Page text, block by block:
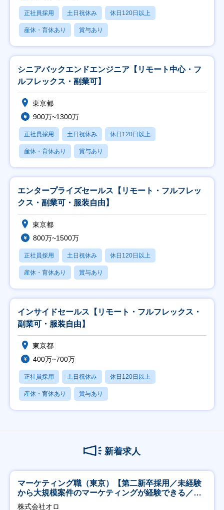
正社員採用 土日祝休み 休日120日以上
産休・育休あり 賞与あり
シニアバックエンドエンジニア【リモート中心・フ
ルフレックス・副業可】
東京都
900万~1300万
正社員採用 土日祝休み 休日120日以上
産休・育休あり 賞与あり
エンタープライズセールス【リモート・フルフレッ
クス・副業可・服装自由】
東京都
800万~1500万
正社員採用 土日祝休み 休日120日以上
産休・育休あり 賞与あり
インサイドセールス【リモート・フルフレックス・
副業可・服装自由】
東京都
400万~700万
正社員採用 土日祝休み 休日120日以上
産休・育休あり 賞与あり
新着求人
マーケティング職（東京）【第二新卒採用／未経験
から大規模案件のマーケティングが経験できる／研
修充実】
株式会社オロ